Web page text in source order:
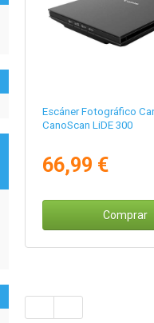
Escáner Fotográfico
CanoScan LiDE 300
66,99 €
Comprar